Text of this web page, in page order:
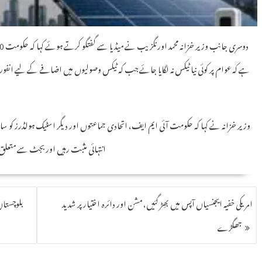
ہے کہ عوام پر کوئی نیا ٹیکس نہ لگایا جائے جب کہ ٹیکس وصولیوں میں اضافے کے لیے
وزیر خزانہ نے کہا کہ حکومت آئی ایم ایف، اتحادی جماعتوں اور دیگر اسٹیک ہولڈرز
انتہائی مثبت رہیں اور بجٹ سے
امریکی خفیہ ایجنسیاں آپس میں بھِڑ گئیں، مشن اور دائرہ اختیار پر شدید
جھگڑے